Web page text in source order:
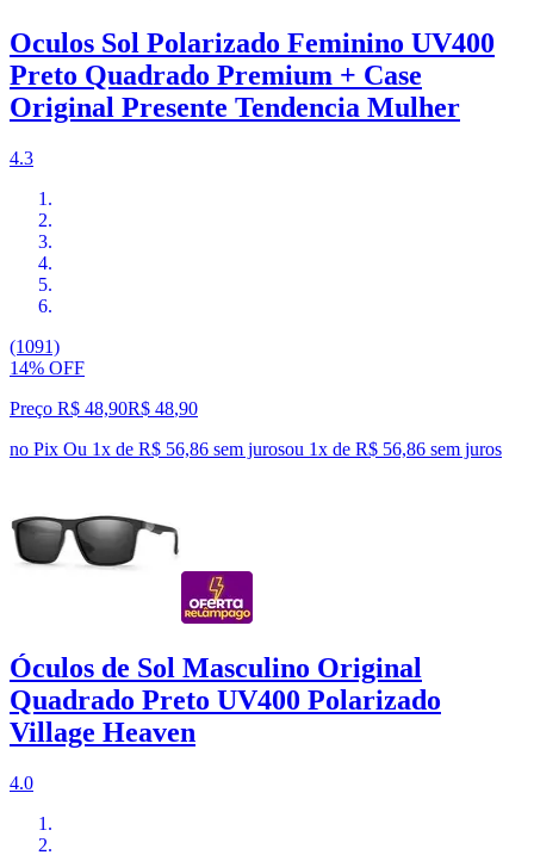
Oculos Sol Polarizado Feminino UV400
Preto Quadrado Premium + Case
Original Presente Tendencia Mulher
4.3
(1091)
14% OFF
Preço R$ 48,90R$ 48,90
no Pix Ou 1x de R$ 56,86 sem jurosou 1x de R$ 56,86 sem juros
Óculos de Sol Masculino Original
Quadrado Preto UV400 Polarizado
Village Heaven
4.0